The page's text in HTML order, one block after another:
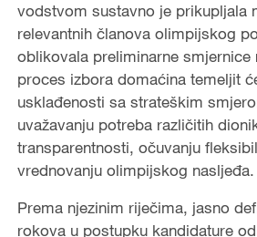
vodstvom sustavno je prikupljala
relevantnih članova olimpijskog
oblikovala preliminarne smjernice
proces izbora domaćina temeljit
usklađenosti sa strateškim
uvažavanju potreba različitih
transparentnosti, očuvanju
vrednovanju olimpijskog nasljeđa.
Prema njezinim riječima, jasno
rokova u postupku kandidature